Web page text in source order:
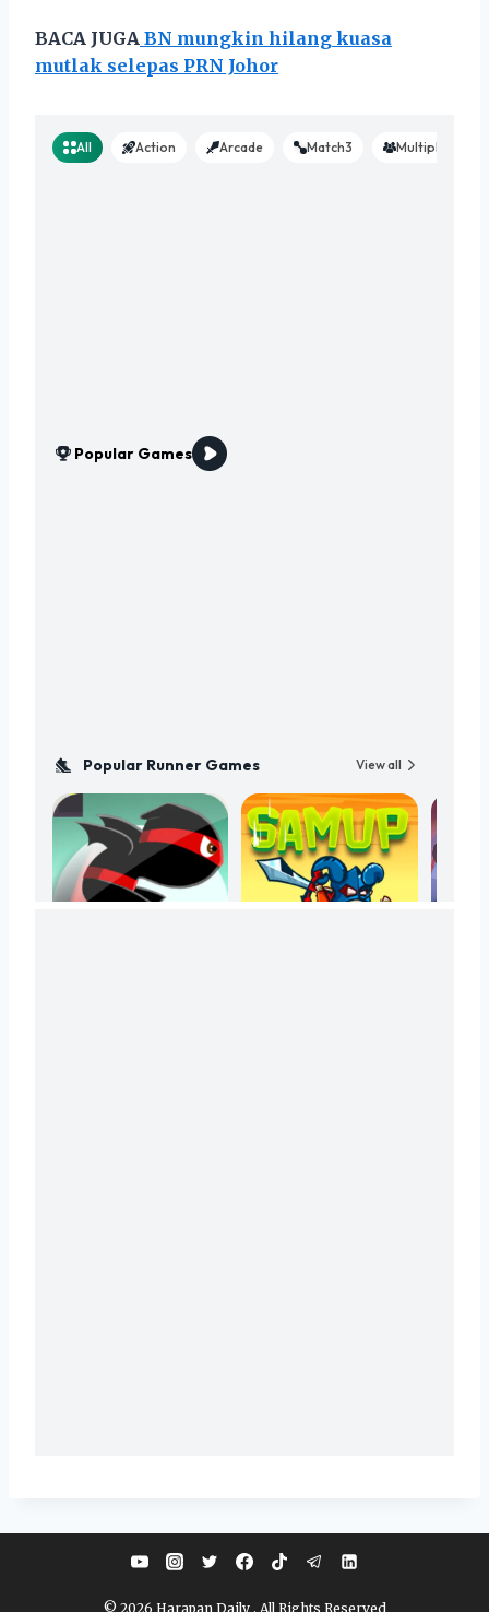
BACA JUGA BN mungkin hilang kuasa
mutlak selepas PRN Johor
© 2026 Harapan Daily . All Rights Reserved